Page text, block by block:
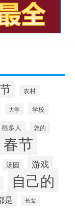
农村
大学 学校
很多人 您的
春节
汤圆 游戏
自己的
是 长辈